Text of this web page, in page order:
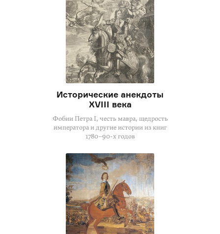
Исторические анекдоты
XVIII века
Фобии Петра I, честь мавра, щедрость
императора и другие истории из книг
1780–90-х годов